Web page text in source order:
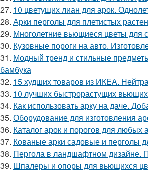
27. 10 цветущих лиан для арок.
28. Арки перголы для плетистых
29. Многолетние вьющиеся цветы для
30. Кузовные пороги на авто.
31. Модный тренд и стильные
бамбука
32. 15 худших товаров из ИКЕА.
33. 10 лучших быстрорастущих
34. Как использовать арку на даче.
35. Оборудование для изготовления
36. Каталог арок и порогов для
37. Кованые арки садовые и перголы
38. Пергола в ландшафтном дизайне.
39. Шпалеры и опоры для вьющихся